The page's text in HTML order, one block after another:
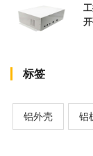
标签
铝外壳 铝